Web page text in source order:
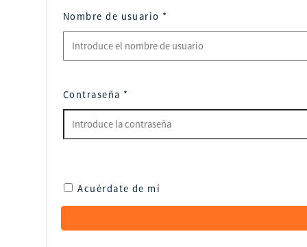
Nombre de usuario *
Contraseña *
Acuérdate de mí